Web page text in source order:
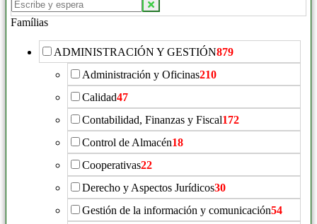
Famílias
ADMINISTRACIÓN Y GESTIÓN879
Administración y Oficinas210
Calidad47
Contabilidad, Finanzas y Fiscal172
Control de Almacén18
Cooperativas22
Derecho y Aspectos Jurídicos30
Gestión de la información y comunicación54